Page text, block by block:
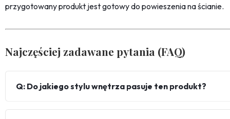
przygotowany produkt jest gotowy do powieszenia na ścianie.
Najczęściej zadawane pytania (FAQ)
Q: Do jakiego stylu wnętrza pasuje ten produkt?